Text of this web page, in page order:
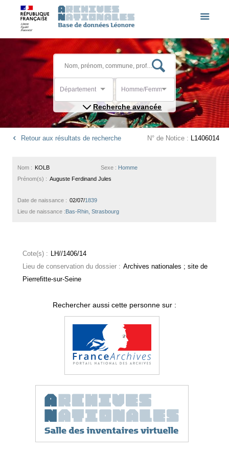
Département Homme/Femme
Recherche avancée
Retour aux résultats de recherche N° de Notice : L1406014
Sexe : Homme
Nom : KOLB
Prénom(s) : Auguste Ferdinand Jules
Date de naissance : 02/07/1839
Lieu de naissance :Bas-Rhin, Strasbourg
Cote(s) : LH//1406/14
Lieu de conservation du dossier : Archives nationales ; site de
Pierrefitte-sur-Seine
Rechercher aussi cette personne sur :